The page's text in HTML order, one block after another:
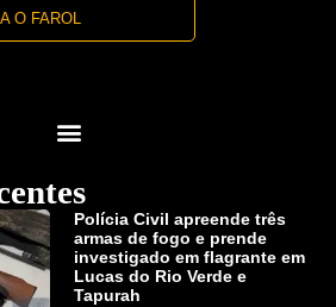
O FAROL
Polícia Civil apreende três
armas de fogo e prende
investigado em flagrante em
Lucas do Rio Verde e
Tapurah